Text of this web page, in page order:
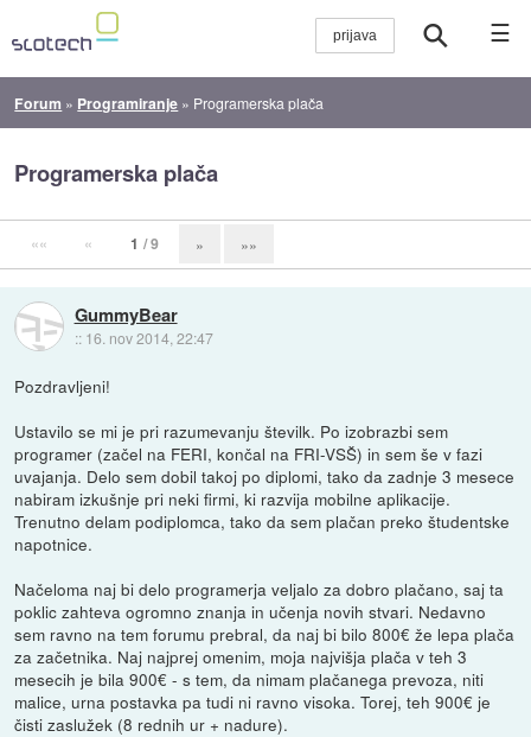
☰
Forum » Programiranje » Programerska plača
Programerska plača
«« « 1 / 9 » »»
GummyBear
:: 16. nov 2014, 22:47
Pozdravljeni!
Ustavilo se mi je pri razumevanju številk. Po izobrazbi sem
programer (začel na FERI, končal na FRI-VSŠ) in sem še v fazi
uvajanja. Delo sem dobil takoj po diplomi, tako da zadnje 3 mesece
nabiram izkušnje pri neki firmi, ki razvija mobilne aplikacije.
Trenutno delam podiplomca, tako da sem plačan preko študentske
napotnice.
Načeloma naj bi delo programerja veljalo za dobro plačano, saj ta
poklic zahteva ogromno znanja in učenja novih stvari. Nedavno
sem ravno na tem forumu prebral, da naj bi bilo 800€ že lepa plača
za začetnika. Naj najprej omenim, moja najvišja plača v teh 3
mesecih je bila 900€ - s tem, da nimam plačanega prevoza, niti
malice, urna postavka pa tudi ni ravno visoka. Torej, teh 900€ je
čisti zaslužek (8 rednih ur + nadure).